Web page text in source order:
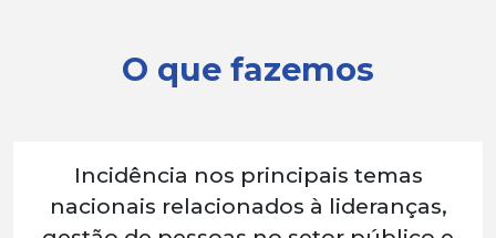
O que fazemos
Incidência nos principais temas
nacionais relacionados à lideranças,